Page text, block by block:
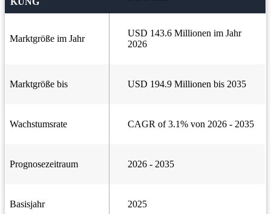
Marktgröße im Jahr
USD 143.6 Millionen im Jahr
2026
Marktgröße bis USD 194.9 Millionen bis 2035
Wachstumsrate CAGR of 3.1% von 2026 - 2035
Prognosezeitraum 2026 - 2035
Basisjahr 2025